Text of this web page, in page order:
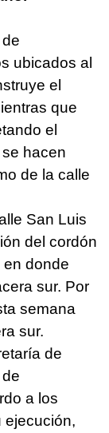
ubicados al
el
que
el
hacen
de la calle
San Luis
del cordón
donde
sur. Por
semana
sur.
de
a los
ejecución,